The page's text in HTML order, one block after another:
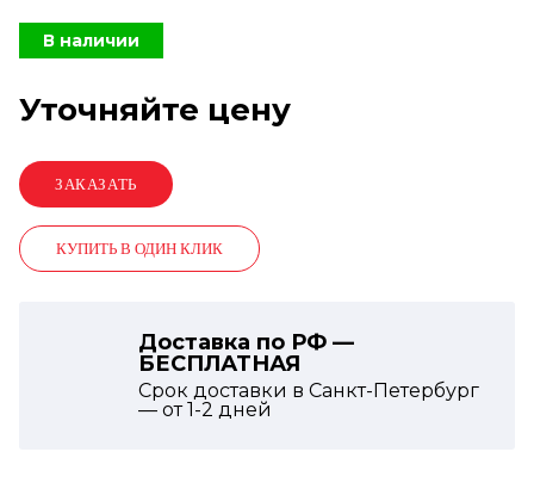
В наличии
Уточняйте цену
КУПИТЬ В ОДИН КЛИК
Доставка по РФ —
БЕСПЛАТНАЯ
Срок доставки в Санкт-Петербург
— от1-2 дней